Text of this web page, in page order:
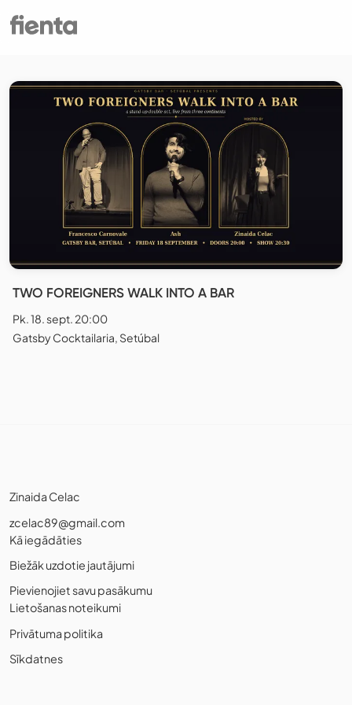
TWO FOREIGNERS WALK INTO A BAR
Pk. 18. sept. 20:00
Gatsby Cocktailaria, Setúbal
Zinaida Celac
zcelac89@gmail.com
Kā iegādāties
Biežāk uzdotie jautājumi
Pievienojiet savu pasākumu
Lietošanas noteikumi
Privātuma politika
Sīkdatnes